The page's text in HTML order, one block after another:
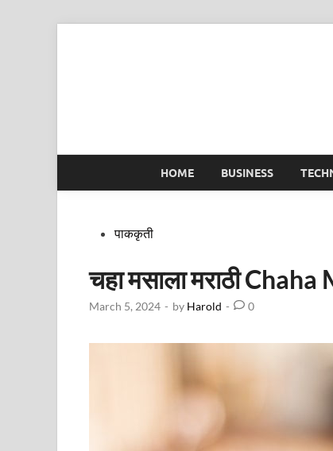
HOME BUSINESS
Postedपाककृती
चहा मसाला मराठी
March 5, 2024 - by Harold - 0